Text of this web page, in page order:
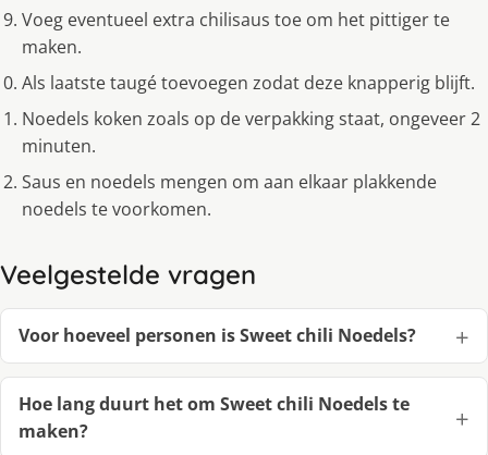
Voeg eventueel extra chilisaus toe om het pittiger te
maken.
Als laatste taugé toevoegen zodat deze knapperig blijft.
Noedels koken zoals op de verpakking staat, ongeveer 2
minuten.
Saus en noedels mengen om aan elkaar plakkende
noedels te voorkomen.
Veelgestelde vragen
Voor hoeveel personen is Sweet chili Noedels?
Hoe lang duurt het om Sweet chili Noedels te
maken?